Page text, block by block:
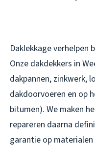
Daklekkage verhelpen
Onze dakdekkers in
dakpannen, zinkwerk,
dakdoorvoeren en op
bitumen). We maken
repareren daarna
garantie op